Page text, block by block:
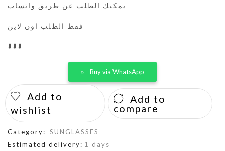
يمكنك الطلب عن طريق واتساب
فقط الطلب اون لاين
⬇️⬇️⬇️
Buy via WhatsApp
Add to
wishlist
Add to
compare
Category:
SUNGLASSES
Estimated delivery: 1 days